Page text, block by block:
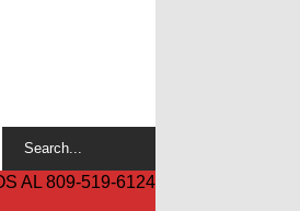
AL 809-519-6124